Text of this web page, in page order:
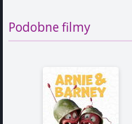
Podobne filmy